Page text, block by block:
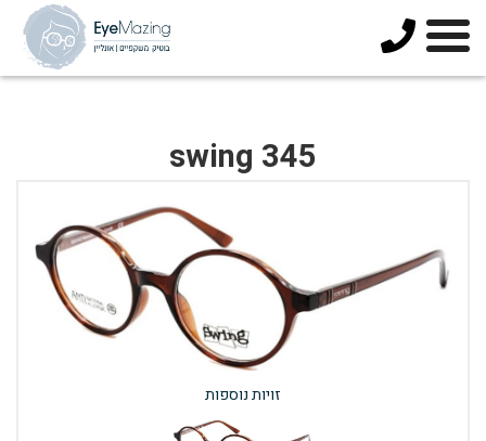
3744678
swing 345
זויות נוספות